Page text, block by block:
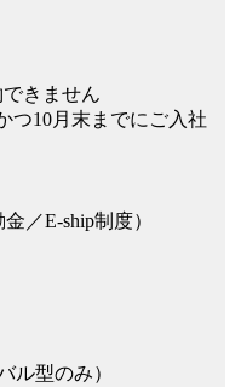
きません
つ10月末までにご入社
／E-ship制度）
ル型のみ）